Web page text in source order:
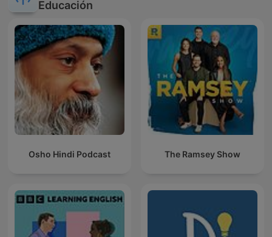
Educación
Osho Hindi Podcast The Ramsey Show